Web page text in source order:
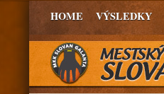
HOME VÝSLEDKY